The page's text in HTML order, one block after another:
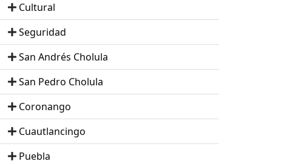
Cultural
Seguridad
San Andrés Cholula
San Pedro Cholula
Coronango
Cuautlancingo
Puebla